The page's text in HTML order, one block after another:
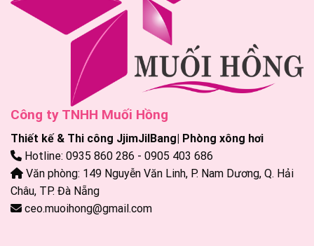
Công ty TNHH Muối Hồng
Thiết kế & Thi công JjimJilBang| Phòng xông hơi
Hotline: 0935 860 286 - 0905 403 686
Văn phòng: 149 Nguyễn Văn Linh, P. Nam Dương, Q. Hải
Châu, TP. Đà Nẵng
ceo.muoihong@gmail.com